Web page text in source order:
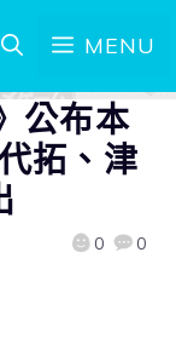
MENU
公布本
拓、津
0 0